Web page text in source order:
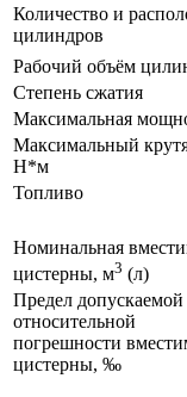
Количество и
цилиндров
Рабочий объём
Степень сжатия
Максимальная
Максимальный
Н*м
Топливо
Номинальная
цистерны, м3 (л)
Предел допускаемой
относительной
погрешности
цистерны, ‰